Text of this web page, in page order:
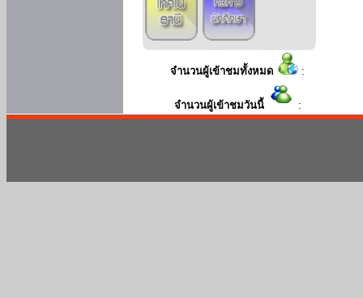
จำนวนผู้เข้าชมทั้งหมด :
จำนวนผู้เข้าชมวันนี้ :